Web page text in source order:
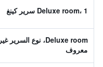
Deluxe room، 1 سرير كينغ
Deluxe room، نوع السرير غير
معروف